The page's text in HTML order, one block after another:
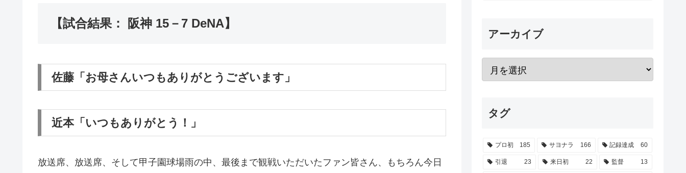
【試合結果： 阪神 15－7 DeNA】
佐藤「お母さんいつもありがとうございます」
近本「いつもありがとう！」
放送席、放送席、そして甲子園球場雨の中、最後まで観戦いただいたファン皆さん、もちろん今日
アーカイブ
タグ
プロ初 185 サヨナラ 166 記録達成 60
引退 23 来日初 22 監督 13